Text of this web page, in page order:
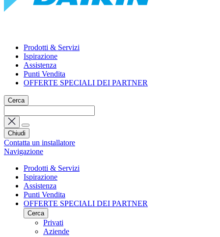
Prodotti & Servizi
Ispirazione
Assistenza
Punti Vendita
OFFERTE SPECIALI DEI PARTNER
Cerca
Chiudi
Contatta un installatore
Navigazione
Prodotti & Servizi
Ispirazione
Assistenza
Punti Vendita
OFFERTE SPECIALI DEI PARTNER
Cerca
Privati
Aziende